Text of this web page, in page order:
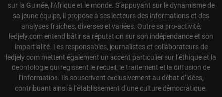
sur la Guinée, l’Afrique et le monde. S’appuyant sur le dynamisme de
sa jeune équipe, il propose à ses lecteurs des informations et des
analyses fraiches, diverses et variées. Outre sa pro-activité,
ledjely.com entend bâtir sa réputation sur son indépendance et son
impartialité. Les responsables, journalistes et collaborateurs de
ledjely.com mettent également un accent particulier sur l’éthique et la
déontologie qui régissent le recueil, le traitement et la diffusion de
l’information. Ils souscrivent exclusivement au débat d’idées,
contribuant ainsi à l’établissement d’une culture démocratique.